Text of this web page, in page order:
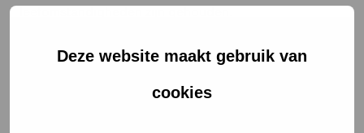
Deze website maakt gebruik van
cookies
leefomstandigheden zijn gehouden.
De Dierenbescherming is blij om te zien dat steeds
meer aanbieders van vlees deze trend najagen.